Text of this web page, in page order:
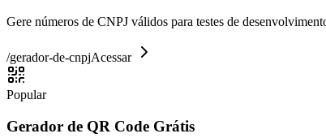
Gere números de CNPJ válidos para testes de
/gerador-de-cnpjAcessar
Popular
Gerador de QR Code Grátis